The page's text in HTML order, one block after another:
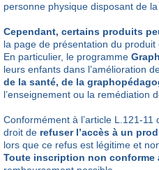
personne physique disposant de
Cependant, certains produits
la page de présentation du produit
En particulier, le programme
leurs enfants dans l’amélioration
de la santé, de la
l’enseignement ou la remédiation
Conformément à l’article L.121-
droit de refuser l’accès à un
lors que ce refus est légitime et
Toute inscription non conforme